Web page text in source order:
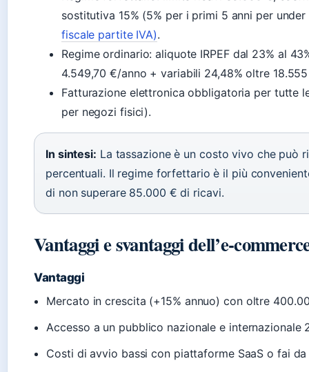
sostitutiva 15% (5% per i primi 5 anni per
fiscale partite IVA).
Regime ordinario: aliquote IRPEF dal 23% al
4.549,70 €/anno + variabili 24,48% oltre
Fatturazione elettronica obbligatoria per tutte
per negozi fisici).
In sintesi: La tassazione è un costo vivo che può
percentuali. Il regime forfettario è il più
di non superare 85.000 € di ricavi.
Vantaggi e svantaggi dell’e-
Vantaggi
Mercato in crescita (+15% annuo) con oltre
Accesso a un pubblico nazionale e internazionale
Costi di avvio bassi con piattaforme SaaS o fai